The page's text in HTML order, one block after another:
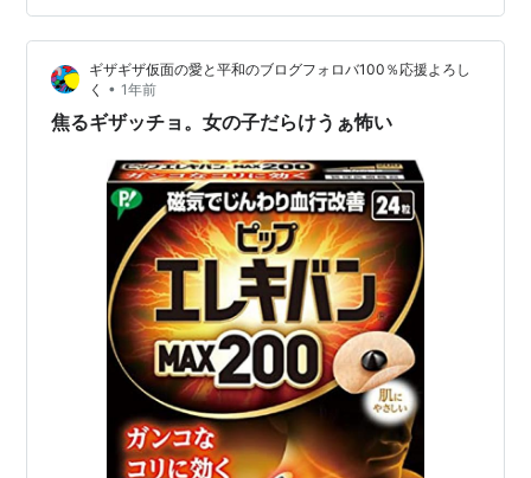
ます。今回は「王道」と「安く済ませる裏技」を薬剤師
視点で紹介します。 「ピップエレキバンは効くけど、使
い捨てにするには高い…」「磁石って効果が切れる
の？」実は、磁石の磁力は…
ギザギザ仮面の愛と平和のブログフォロバ100％応援よろし
く • 1年前
焦るギザッチョ。女の子だらけうぁ怖い